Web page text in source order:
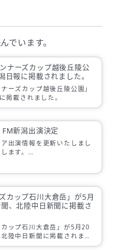
でいます。
ナーズカップ越後丘陵公
日報に掲載されました。
ーズカップ越後丘陵公園」
掲載されました。
新潟出演決定
出演情報を更新いたしまし
ます。
カップ石川大倉岳」が5月
、北陸中日新聞に掲載さ
カップ石川大倉岳」が5月20
陸中日新聞に掲載されまし